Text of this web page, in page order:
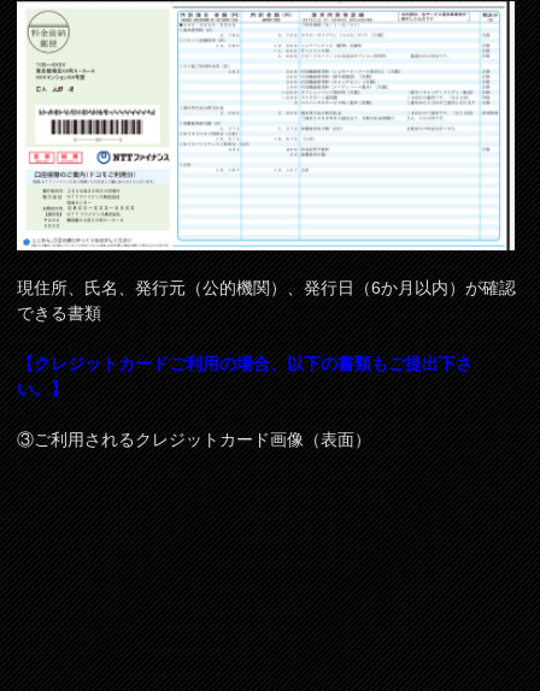
現住所、氏名、発行元（公的機関）、発行日（6か月以内）が確認
できる書類
【クレジットカードご利用の場合、以下の書類もご提出下さ
い。】
③ご利用されるクレジットカード画像（表面）